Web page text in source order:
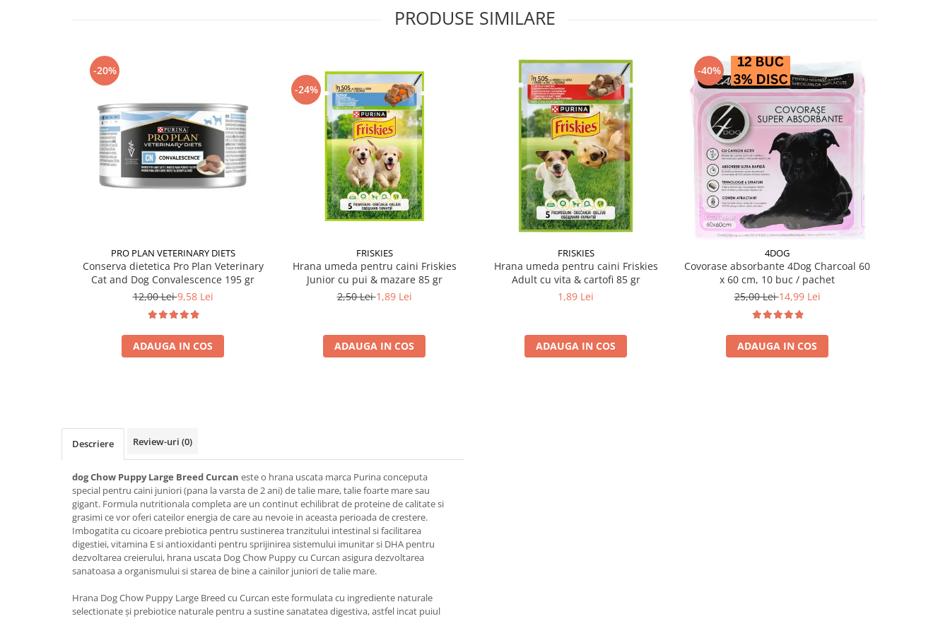
PRODUSE SIMILARE
-20%
PRO PLAN VETERINARY DIETS
Conserva dietetica Pro Plan Veterinary
Cat and Dog Convalescence 195 gr
12,00 Lei9,58 Lei
ADAUGA IN COS
-24%
FRISKIES
Hrana umeda pentru caini Friskies
Junior cu pui & mazare 85 gr
2,50 Lei1,89 Lei
ADAUGA IN COS
FRISKIES
Hrana umeda pentru caini Friskies
Adult cu vita & cartofi 85 gr
1,89 Lei
ADAUGA IN COS
-40%
4DOG
Covorase absorbante 4Dog Charcoal 60
x 60 cm, 10 buc / pachet
25,00 Lei14,99 Lei
ADAUGA IN COS
Descriere Review-uri (0)
dog Chow Puppy Large Breed Curcan este o hrana uscata marca Purina conceputa
special pentru caini juniori (pana la varsta de 2 ani) de talie mare, talie foarte mare sau
gigant. Formula nutritionala completa are un continut echilibrat de proteine de calitate si
grasimi ce vor oferi cateilor energia de care au nevoie in aceasta perioada de crestere.
Imbogatita cu cicoare prebiotica pentru sustinerea tranzitului intestinal si facilitarea
digestiei, vitamina E si antioxidanti pentru sprijinirea sistemului imunitar si DHA pentru
dezvoltarea creierului, hrana uscata Dog Chow Puppy cu Curcan asigura dezvoltarea
sanatoasa a organismului si starea de bine a cainilor juniori de talie mare.
Hrana Dog Chow Puppy Large Breed cu Curcan este formulata cu ingrediente naturale
selectionate și prebiotice naturale pentru a sustine sanatatea digestiva, astfel incat puiul